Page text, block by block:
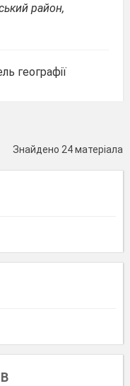
район,
географії
Знайдено 24 матеріала